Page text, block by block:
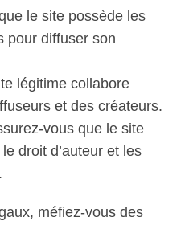
le site possède les
pour diffuser son
légitime collabore
et des créateurs.
vous que le site
droit d’auteur et les
méfiez-vous des